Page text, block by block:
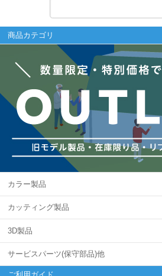
商品カテゴリ
カラー製品
カッティング製品
3D製品
サービスパーツ(保守部品)他